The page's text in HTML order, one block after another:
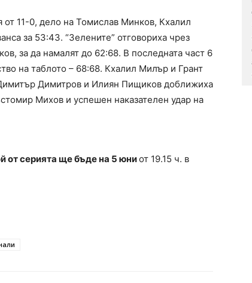
от 11-0, дело на Томислав Минков, Кхалил
за 53:43. “Зелените” отговориха чрез
за да намалят до 62:68. В последната част 6
на таблото – 68:68. Кхалил Милър и Грант
Димитров и Илиян Пищиков доближиха
Михов и успешен наказателен удар на
от серията ще бъде на 5 юниот 19.15 ч. в